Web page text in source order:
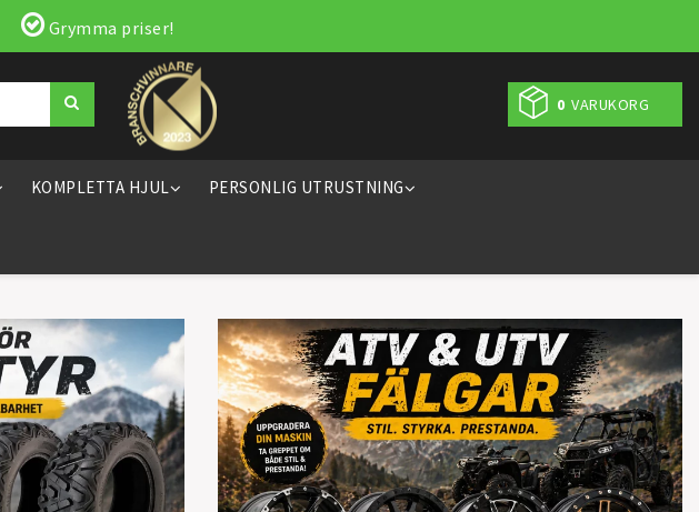
Grymma priser!
0 VARUKORG
KOMPLETTA HJUL PERSONLIG UTRUSTNING